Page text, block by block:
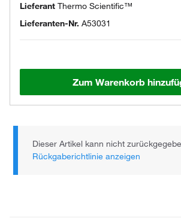
Lieferant Thermo Scientific™
Lieferanten-Nr. A53031
Zum Warenkorb
Dieser Artikel kann nicht
Rückgaberichtlinie anzeigen